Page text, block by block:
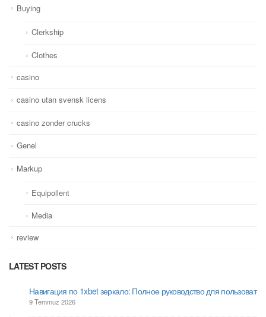
Buying
Clerkship
Clothes
casino
casino utan svensk licens
casino zonder crucks
Genel
Markup
Equipollent
Media
review
LATEST POSTS
Навигация по 1xbet зеркало: Полное руководство для пользователей
9 Temmuz 2026